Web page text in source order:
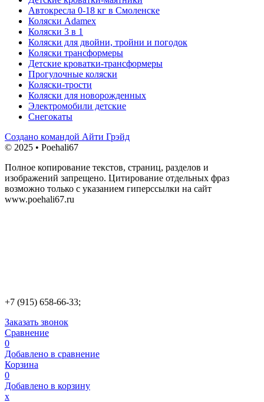
Автокресла 0-18 кг в Смоленске
Коляски Adamex
Коляски 3 в 1
Коляски для двойни, тройни и погодок
Коляски трансформеры
Детские кроватки-трансформеры
Прогулочные коляски
Коляски-трости
Коляски для новорожденных
Электромобили детские
Снегокаты
Создано командой Айти Грэйд
© 2025 • Poehali67
Полное копирование текстов, страниц, разделов и
изображений запрещено. Цитирование отдельных фраз
возможно только с указанием гиперссылки на сайт
www.poehali67.ru
+7 (915) 658-66-33;
Заказать звонок
Сравнение
0
Добавлено в сравнение
Корзина
0
Добавлено в корзину
х